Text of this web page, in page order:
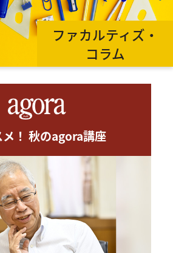
ファカルティズ・
コラム
メ！ 秋のagora講座